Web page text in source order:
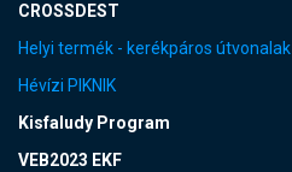
CROSSDEST
Helyi termék - kerékpáros útvonalak
Hévízi PIKNIK
Kisfaludy Program
VEB2023 EKF